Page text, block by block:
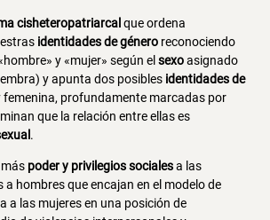
cisheteropatriarcal que ordena
identidades de género reconociendo
y «mujer» según elsexoasignado
y apunta dos posibles identidades de
femenina, profundamente marcadas por
que la relación entre ellas es
.
poder y privilegios socialesa las
hombres que encajan en el modelo de
a las mujeres en una posición de